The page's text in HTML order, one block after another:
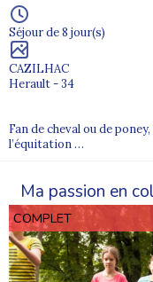
Séjour de 8 jour(s)
CAZILHAC
Herault - 34
Fan de cheval ou de
l’équitation …
Ma passion en
COMPLET